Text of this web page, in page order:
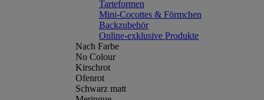
Tarteformen
Mini-Cocottes & Förmchen
Backzubehör
Online-exklusive Produkte
Nach Farbe
No Colour
Kirschrot
Ofenrot
Schwarz matt